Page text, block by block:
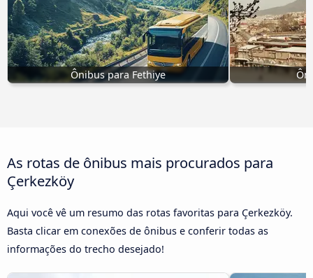
Ônibus para Fethiye
As rotas de ônibus mais procurados para
Çerkezköy
Aqui você vê um resumo das rotas favoritas para Çerkezköy.
Basta clicar em conexões de ônibus e conferir todas as
informações do trecho desejado!